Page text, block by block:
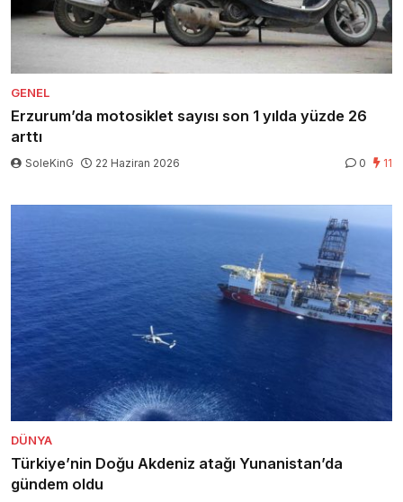
GENEL
Erzurum’da motosiklet sayısı son 1 yılda yüzde 26
arttı
SoleKinG 22 Haziran 2026 0 11
DÜNYA
Türkiye’nin Doğu Akdeniz atağı Yunanistan’da
gündem oldu